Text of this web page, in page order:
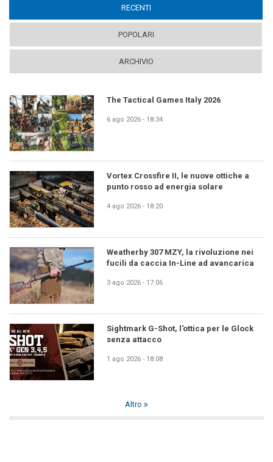
RECENTI
POPOLARI
ARCHIVIO
The Tactical Games Italy 2026
6 ago 2026 - 18:34
Vortex Crossfire II, le nuove ottiche a
punto rosso ad energia solare
4 ago 2026 - 18:20
Weatherby 307 MZY, la rivoluzione nei
fucili da caccia In-Line ad avancarica
3 ago 2026 - 17:06
Sightmark G-Shot, l'ottica per le Glock
senza attacco
1 ago 2026 - 18:08
Altro